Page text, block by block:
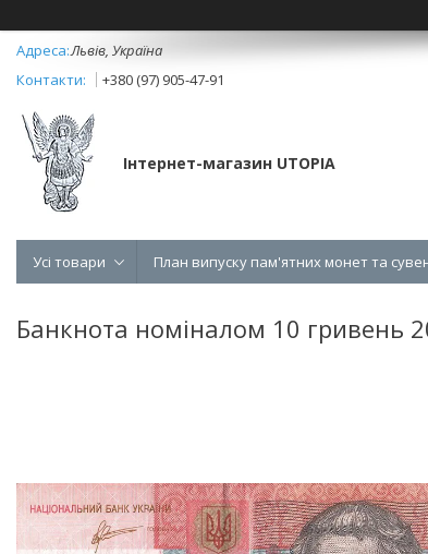
Львів, Україна
+380 (97) 905-47-91
Інтернет-магазин UTOPIA
Усі товари План випуску пам'ятних монет та
Банкнота номіналом 10 гривень